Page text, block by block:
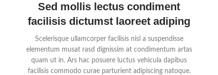
Sed mollis lectus condiment
facilisis dictumst laoreet adiping
Scelerisque ullamcorper facilisis nisl a suspendisse
elementum musat rasd dignissim at condimentum artas
quam ut in. Ars hac posuere luctus vehicula dapibus
facilisis commodo curae parturient adipiscing natoque.